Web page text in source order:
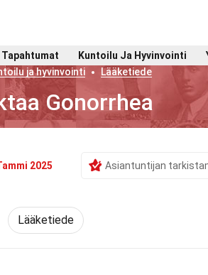
Tapahtumat Kuntoilu Ja Hyvinvointi
ja hyvinvointi Lääketiede
Gonorrhea
2025 Asiantuntijan
Lääketiede